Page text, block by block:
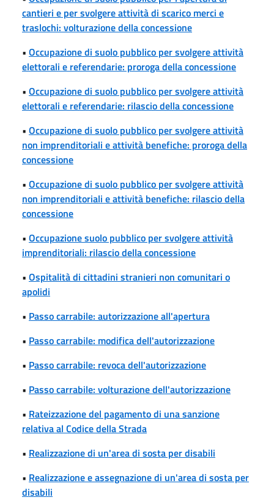
cantieri e per svolgere attività di scarico merci e
traslochi: volturazione della concessione
• Occupazione di suolo pubblico per svolgere attività
elettorali e referendarie: proroga della concessione
• Occupazione di suolo pubblico per svolgere attività
elettorali e referendarie: rilascio della concessione
• Occupazione di suolo pubblico per svolgere attività
non imprenditoriali e attività benefiche: proroga della
concessione
• Occupazione di suolo pubblico per svolgere attività
non imprenditoriali e attività benefiche: rilascio della
concessione
• Occupazione suolo pubblico per svolgere attività
imprenditoriali: rilascio della concessione
• Ospitalità di cittadini stranieri non comunitari o
apolidi
• Passo carrabile: autorizzazione all'apertura
• Passo carrabile: modifica dell'autorizzazione
• Passo carrabile: revoca dell'autorizzazione
• Passo carrabile: volturazione dell'autorizzazione
• Rateizzazione del pagamento di una sanzione
relativa al Codice della Strada
• Realizzazione di un'area di sosta per disabili
• Realizzazione e assegnazione di un'area di sosta per
disabili